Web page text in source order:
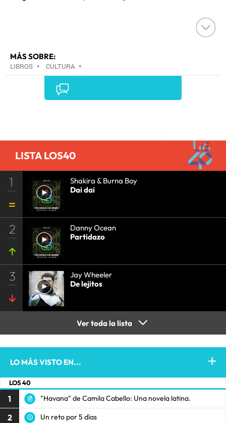
MÁS SOBRE:
LIBROS • CULTURA •
LISTA LOS40
1
Shakira & Burna Boy
Dai dai
2
Danny Ocean
Partidazo
3
Jay Wheeler
De lejitos
Ver toda la lista
LO MÁS VISTO EN...
LOS 40
1 "Havana" de Camila Cabello: Una novela latina.
2 Un reto por 5 días